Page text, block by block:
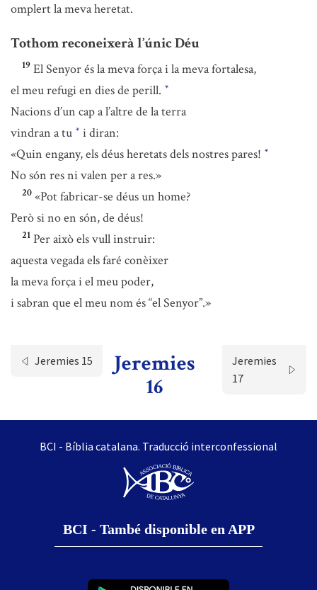
omplert la meva heretat.
Tothom reconeixerà l’únic Déu
19 El Senyor és la meva força i la meva fortalesa,
el meu refugi en dies de perill. *
Nacions d’un cap a l’altre de la terra
vindran a tu * i diran:
«Quin engany, els déus heretats dels nostres pares! *
No són res ni valen per a res.»
20 «Pot fabricar-se déus un home?
Però si no en són, de déus!
21 Per això els vull instruir:
aquesta vegada els faré conèixer
la meva força i el meu poder,
i sabran que el meu nom és “el Senyor”.»
Jeremies 15
Jeremies
16
Jeremies
17
BCI - Bíblia catalana. Traducció interconfessional
BCI - També disponible en APP